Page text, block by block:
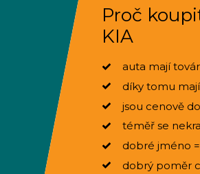
Proč
KIA
auta mají
díky tomu
jsou cenově
téměř se
dobré jméno
dobrý poměr